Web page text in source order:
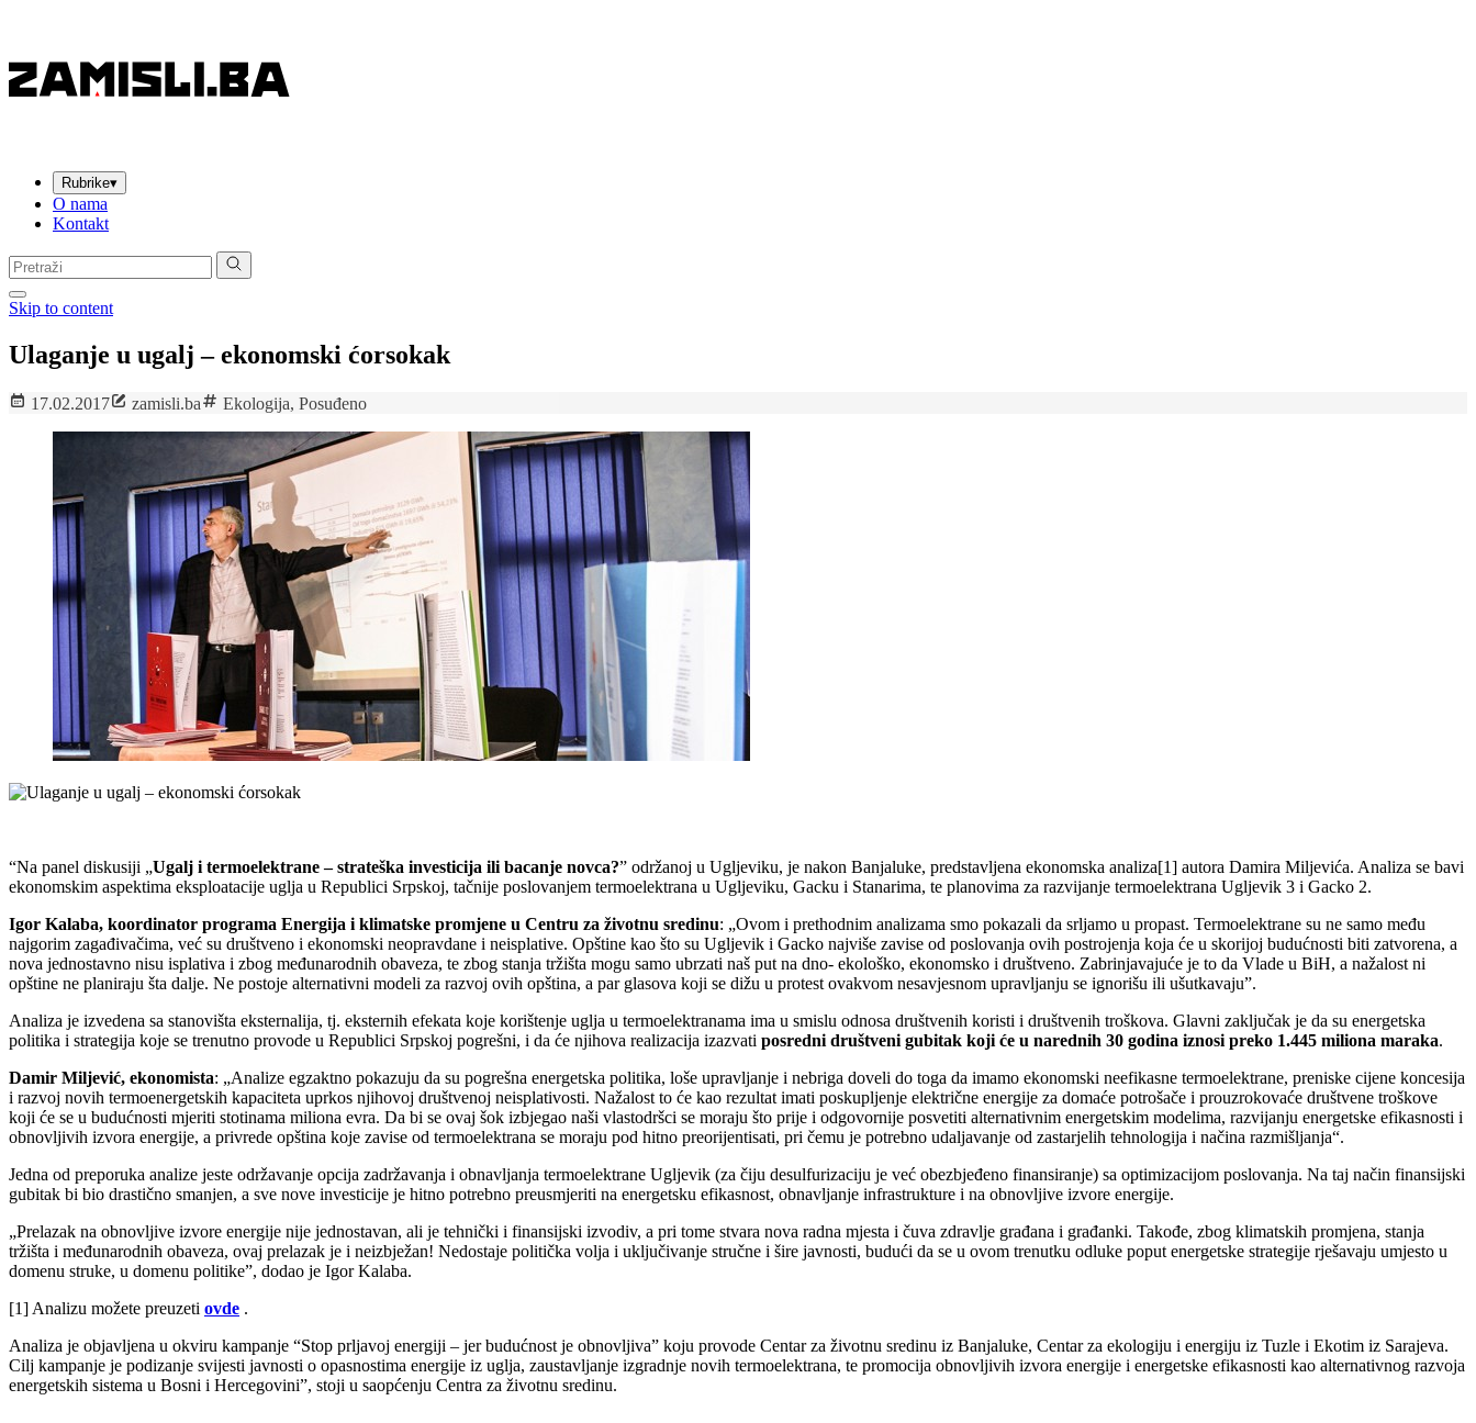
Rubrike▾
O nama
Kontakt
Pretraga:
Skip to content
Ulaganje u ugalj – ekonomski ćorsokak
17.02.2017 zamisli.ba Ekologija, Posuđeno
“Na panel diskusiji „Ugalj i termoelektrane – strateška investicija ili bacanje novca?” održanoj u Ugljeviku, je nakon Banjaluke, predstavljena ekonomska analiza[1] autora Damira Miljevića. Analiza se bavi
ekonomskim aspektima eksploatacije uglja u Republici Srpskoj, tačnije poslovanjem termoelektrana u Ugljeviku, Gacku i Stanarima, te planovima za razvijanje termoelektrana Ugljevik 3 i Gacko 2.
Igor Kalaba, koordinator programa Energija i klimatske promjene u Centru za životnu sredinu: „Ovom i prethodnim analizama smo pokazali da srljamo u propast. Termoelektrane su ne samo među
najgorim zagađivačima, već su društveno i ekonomski neopravdane i neisplative. Opštine kao što su Ugljevik i Gacko najviše zavise od poslovanja ovih postrojenja koja će u skorijoj budućnosti biti zatvorena, a
nova jednostavno nisu isplativa i zbog međunarodnih obaveza, te zbog stanja tržišta mogu samo ubrzati naš put na dno- ekološko, ekonomsko i društveno. Zabrinjavajuće je to da Vlade u BiH, a nažalost ni
opštine ne planiraju šta dalje. Ne postoje alternativni modeli za razvoj ovih opština, a par glasova koji se dižu u protest ovakvom nesavjesnom upravljanju se ignorišu ili ušutkavaju”.
Analiza je izvedena sa stanovišta eksternalija, tj. eksternih efekata koje korištenje uglja u termoelektranama ima u smislu odnosa društvenih koristi i društvenih troškova. Glavni zaključak je da su energetska
politika i strategija koje se trenutno provode u Republici Srpskoj pogrešni, i da će njihova realizacija izazvati posredni društveni gubitak koji će u narednih 30 godina iznosi preko 1.445 miliona maraka.
Damir Miljević, ekonomista: „Analize egzaktno pokazuju da su pogrešna energetska politika, loše upravljanje i nebriga doveli do toga da imamo ekonomski neefikasne termoelektrane, preniske cijene koncesija
i razvoj novih termoenergetskih kapaciteta uprkos njihovoj društvenoj neisplativosti. Nažalost to će kao rezultat imati poskupljenje električne energije za domaće potrošače i prouzrokovaće društvene troškove
koji će se u budućnosti mjeriti stotinama miliona evra. Da bi se ovaj šok izbjegao naši vlastodršci se moraju što prije i odgovornije posvetiti alternativnim energetskim modelima, razvijanju energetske efikasnosti i
obnovljivih izvora energije, a privrede opština koje zavise od termoelektrana se moraju pod hitno preorijentisati, pri čemu je potrebno udaljavanje od zastarjelih tehnologija i načina razmišljanja“.
Jedna od preporuka analize jeste održavanje opcija zadržavanja i obnavljanja termoelektrane Ugljevik (za čiju desulfurizaciju je već obezbjeđeno finansiranje) sa optimizacijom poslovanja. Na taj način finansijski
gubitak bi bio drastično smanjen, a sve nove investicije je hitno potrebno preusmjeriti na energetsku efikasnost, obnavljanje infrastrukture i na obnovljive izvore energije.
„Prelazak na obnovljive izvore energije nije jednostavan, ali je tehnički i finansijski izvodiv, a pri tome stvara nova radna mjesta i čuva zdravlje građana i građanki. Takođe, zbog klimatskih promjena, stanja
tržišta i međunarodnih obaveza, ovaj prelazak je i neizbježan! Nedostaje politička volja i uključivanje stručne i šire javnosti, budući da se u ovom trenutku odluke poput energetske strategije rješavaju umjesto u
domenu struke, u domenu politike”, dodao je Igor Kalaba.
[1] Analizu možete preuzeti ovde .
Analiza je objavljena u okviru kampanje “Stop prljavoj energiji – jer budućnost je obnovljiva” koju provode Centar za životnu sredinu iz Banjaluke, Centar za ekologiju i energiju iz Tuzle i Ekotim iz Sarajeva.
Cilj kampanje je podizanje svijesti javnosti o opasnostima energije iz uglja, zaustavljanje izgradnje novih termoelektrana, te promocija obnovljivih izvora energije i energetske efikasnosti kao alternativnog razvoja
energetskih sistema u Bosni i Hercegovini”, stoji u saopćenju Centra za životnu sredinu.